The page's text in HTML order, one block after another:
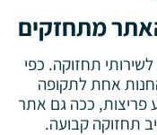
מתחזקים
תחזוקה. כפי
אחת לתקופה
פריצות, ככה גם אתר
תחזוקה קבועה.